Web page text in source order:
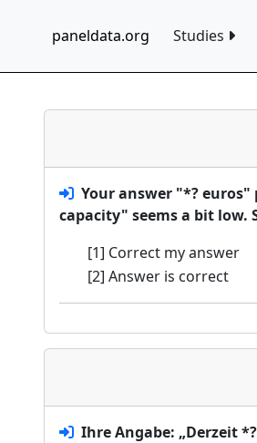
paneldata.org Studies
Your answer "*?
capacity" seems a bit low.
[1] Correct my answer
[2] Answer is correct
Ihre Angabe: „Derzeit